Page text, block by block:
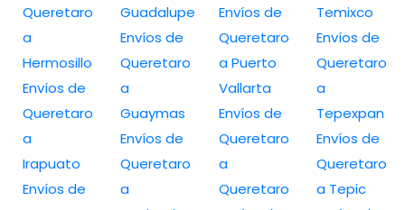
Queretaro
a
Hermosillo
Envíos de
Queretaro
a
Irapuato
Envíos de
Guadalupe
Envíos de
Queretaro
a
Guaymas
Envíos de
Queretaro
a
Envíos de
Queretaro
a Puerto
Vallarta
Envíos de
Queretaro
a
Queretaro
Temixco
Envíos de
Queretaro
a
Tepexpan
Envíos de
Queretaro
a Tepic